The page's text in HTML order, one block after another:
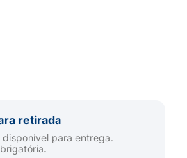
retirada
para entrega.